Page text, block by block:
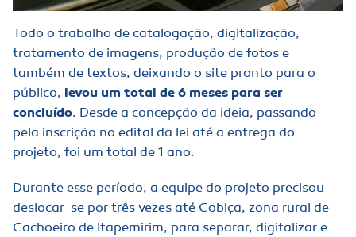
Todo o trabalho de catalogação, digitalização,
tratamento de imagens, produção de fotos e
também de textos, deixando o site pronto para o
público, levou um total de 6 meses para ser
concluído. Desde a concepção da ideia, passando
pela inscrição no edital da lei até a entrega do
projeto, foi um total de 1 ano.
Durante esse período, a equipe do projeto precisou
deslocar-se por três vezes até Cobiça, zona rural de
Cachoeiro de Itapemirim, para separar, digitalizar e